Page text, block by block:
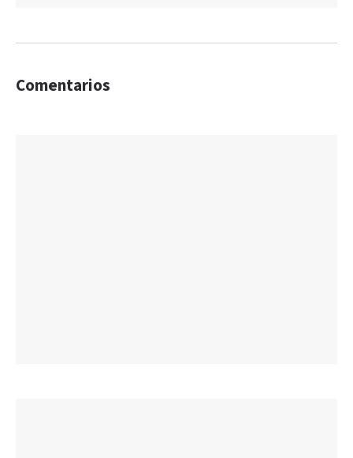
Comentarios